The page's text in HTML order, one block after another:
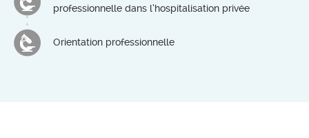
professionnelle dans l’hospitalisation privée
Orientation professionnelle